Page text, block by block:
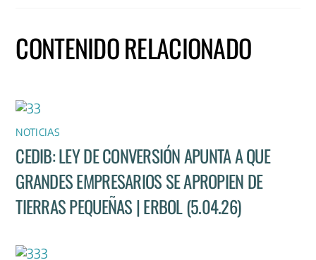
CONTENIDO RELACIONADO
NOTICIAS
CEDIB: LEY DE CONVERSIÓN APUNTA A QUE
GRANDES EMPRESARIOS SE APROPIEN DE
TIERRAS PEQUEÑAS | ERBOL (5.04.26)